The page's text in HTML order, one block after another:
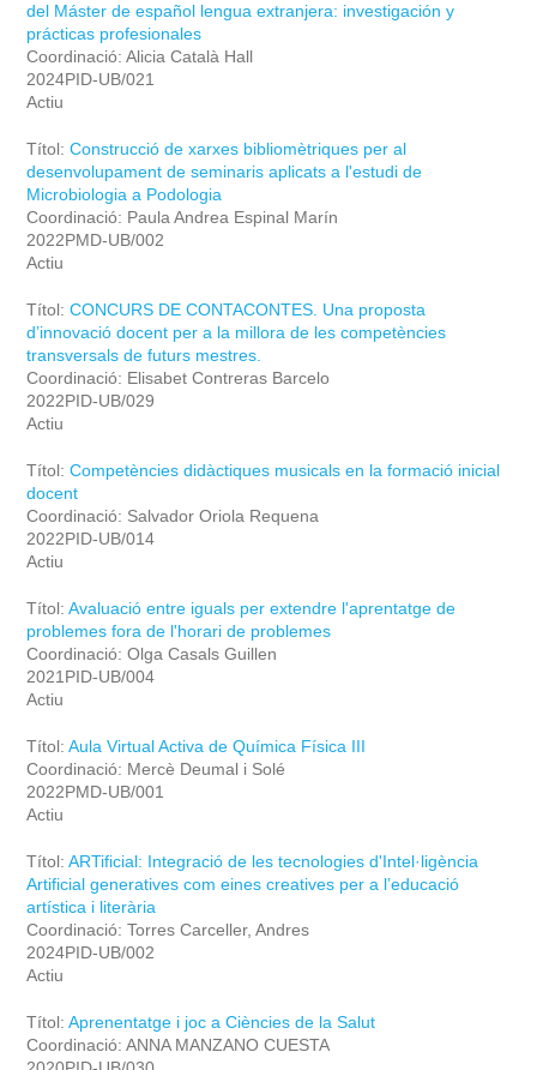
del Máster de español lengua extranjera: investigación y
prácticas profesionales
Coordinació: Alicia Català Hall
2024PID-UB/021
Actiu
Títol: Construcció de xarxes bibliomètriques per al
desenvolupament de seminaris aplicats a l'estudi de
Microbiologia a Podologia
Coordinació: Paula Andrea Espinal Marín
2022PMD-UB/002
Actiu
Títol: CONCURS DE CONTACONTES. Una proposta
d’innovació docent per a la millora de les competències
transversals de futurs mestres.
Coordinació: Elisabet Contreras Barcelo
2022PID-UB/029
Actiu
Títol: Competències didàctiques musicals en la formació inicial
docent
Coordinació: Salvador Oriola Requena
2022PID-UB/014
Actiu
Títol: Avaluació entre iguals per extendre l'aprentatge de
problemes fora de l'horari de problemes
Coordinació: Olga Casals Guillen
2021PID-UB/004
Actiu
Títol: Aula Virtual Activa de Química Física III
Coordinació: Mercè Deumal i Solé
2022PMD-UB/001
Actiu
Títol: ARTificial: Integració de les tecnologies d'Intel·ligència
Artificial generatives com eines creatives per a l’educació
artística i literària
Coordinació: Torres Carceller, Andres
2024PID-UB/002
Actiu
Títol: Aprenentatge i joc a Ciències de la Salut
Coordinació: ANNA MANZANO CUESTA